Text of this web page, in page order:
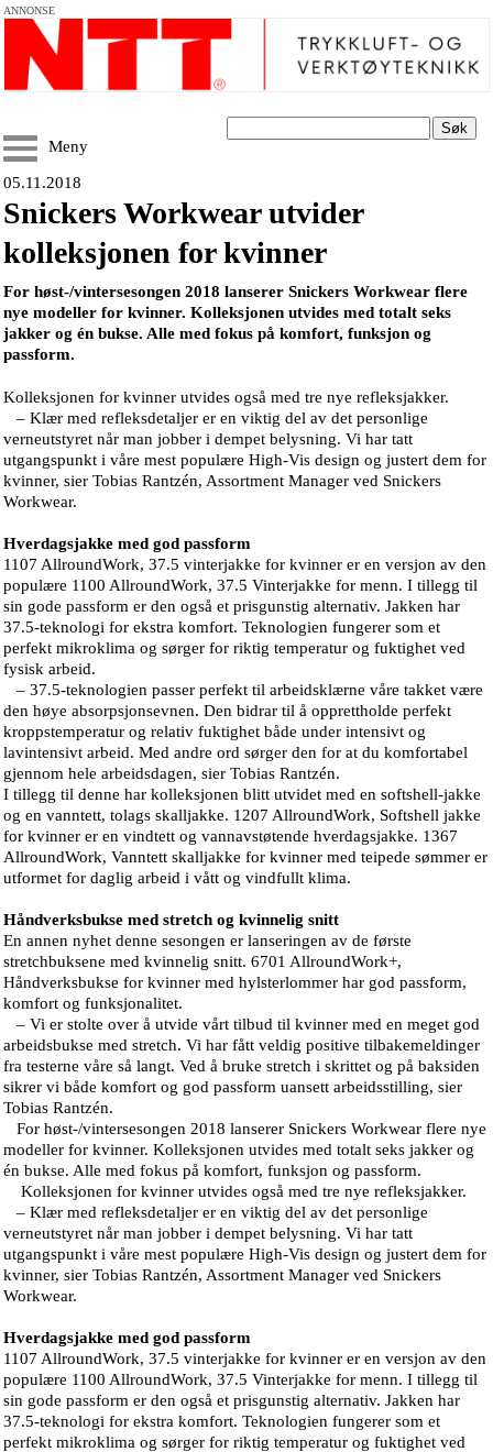
ANNONSE
Søk
Meny
05.11.2018
Snickers Workwear utvider
kolleksjonen for kvinner
For høst-/vintersesongen 2018 lanserer Snickers Workwear flere
nye modeller for kvinner. Kolleksjonen utvides med totalt seks
jakker og én bukse. Alle med fokus på komfort, funksjon og
passform.
Kolleksjonen for kvinner utvides også med tre nye refleksjakker.
– Klær med refleksdetaljer er en viktig del av det personlige
verneutstyret når man jobber i dempet belysning. Vi har tatt
utgangspunkt i våre mest populære High-Vis design og justert dem for
kvinner, sier Tobias Rantzén, Assortment Manager ved Snickers
Workwear.
Hverdagsjakke med god passform
1107 AllroundWork, 37.5 vinterjakke for kvinner er en versjon av den
populære 1100 AllroundWork, 37.5 Vinterjakke for menn. I tillegg til
sin gode passform er den også et prisgunstig alternativ. Jakken har
37.5-teknologi for ekstra komfort. Teknologien fungerer som et
perfekt mikroklima og sørger for riktig temperatur og fuktighet ved
fysisk arbeid.
– 37.5-teknologien passer perfekt til arbeidsklærne våre takket være
den høye absorpsjonsevnen. Den bidrar til å opprettholde perfekt
kroppstemperatur og relativ fuktighet både under intensivt og
lavintensivt arbeid. Med andre ord sørger den for at du komfortabel
gjennom hele arbeidsdagen, sier Tobias Rantzén.
I tillegg til denne har kolleksjonen blitt utvidet med en softshell-jakke
og en vanntett, tolags skalljakke. 1207 AllroundWork, Softshell jakke
for kvinner er en vindtett og vannavstøtende hverdagsjakke. 1367
AllroundWork, Vanntett skalljakke for kvinner med teipede sømmer er
utformet for daglig arbeid i vått og vindfullt klima.
Håndverksbukse med stretch og kvinnelig snitt
En annen nyhet denne sesongen er lanseringen av de første
stretchbuksene med kvinnelig snitt. 6701 AllroundWork+,
Håndverksbukse for kvinner med hylsterlommer har god passform,
komfort og funksjonalitet.
– Vi er stolte over å utvide vårt tilbud til kvinner med en meget god
arbeidsbukse med stretch. Vi har fått veldig positive tilbakemeldinger
fra testerne våre så langt. Ved å bruke stretch i skrittet og på baksiden
sikrer vi både komfort og god passform uansett arbeidsstilling, sier
Tobias Rantzén.
For høst-/vintersesongen 2018 lanserer Snickers Workwear flere nye
modeller for kvinner. Kolleksjonen utvides med totalt seks jakker og
én bukse. Alle med fokus på komfort, funksjon og passform.
Kolleksjonen for kvinner utvides også med tre nye refleksjakker.
– Klær med refleksdetaljer er en viktig del av det personlige
verneutstyret når man jobber i dempet belysning. Vi har tatt
utgangspunkt i våre mest populære High-Vis design og justert dem for
kvinner, sier Tobias Rantzén, Assortment Manager ved Snickers
Workwear.
Hverdagsjakke med god passform
1107 AllroundWork, 37.5 vinterjakke for kvinner er en versjon av den
populære 1100 AllroundWork, 37.5 Vinterjakke for menn. I tillegg til
sin gode passform er den også et prisgunstig alternativ. Jakken har
37.5-teknologi for ekstra komfort. Teknologien fungerer som et
perfekt mikroklima og sørger for riktig temperatur og fuktighet ved